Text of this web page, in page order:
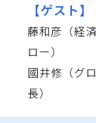
【ゲスト】
藤和彦（経
ロー）
國井修（グ
長）